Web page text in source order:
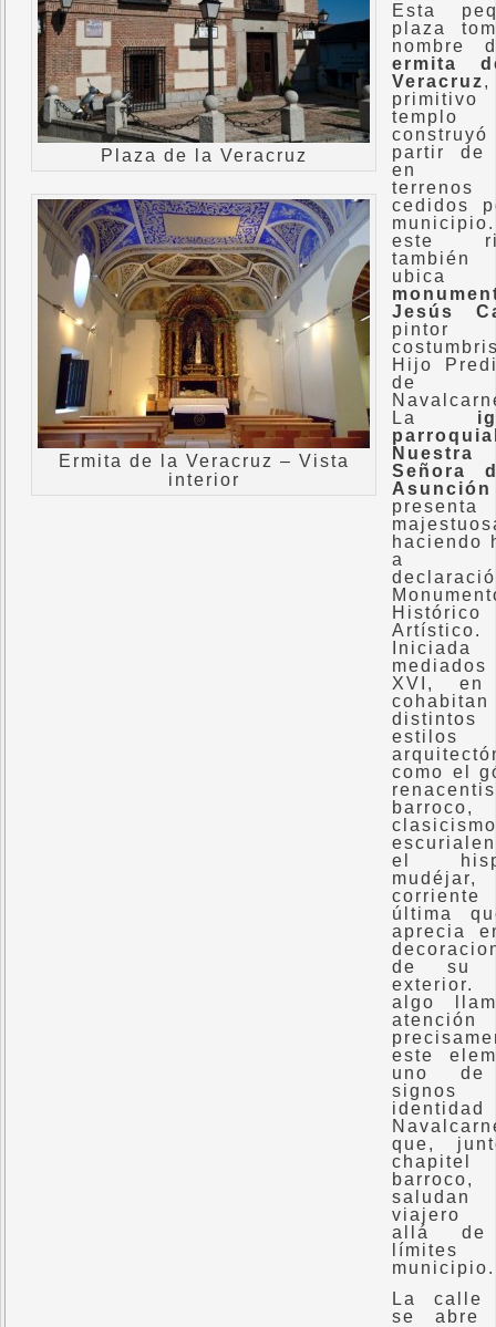
Plaza de la Veracruz
Ermita de la Veracruz – Vista
interior
Esta
plaza
nombre
ermita
Veracruz,
primitivo
partir de
en
terrenos
cedidos
este
Jesús
pintor
Hijo
de
La
Nuestra
Señora
Asunción
presenta
haciendo
a
Histórico
Artístico.
XVI, en
cohabitan
distintos
estilos
como el
barroco,
clasicismo
el
mudéjar,
corriente
última
aprecia
de su
algo
este
uno
que,
chapitel
barroco,
viajero
allá
municipio.
La calle
se abre